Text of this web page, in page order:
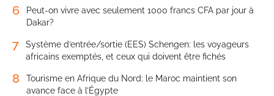
6
Peut-on vivre avec seulement 1000 francs CFA par jour à
Dakar?
7
Système d’entrée/sortie (EES) Schengen: les voyageurs
africains exemptés, et ceux qui doivent être fichés
8
Tourisme en Afrique du Nord: le Maroc maintient son
avance face à l’Égypte